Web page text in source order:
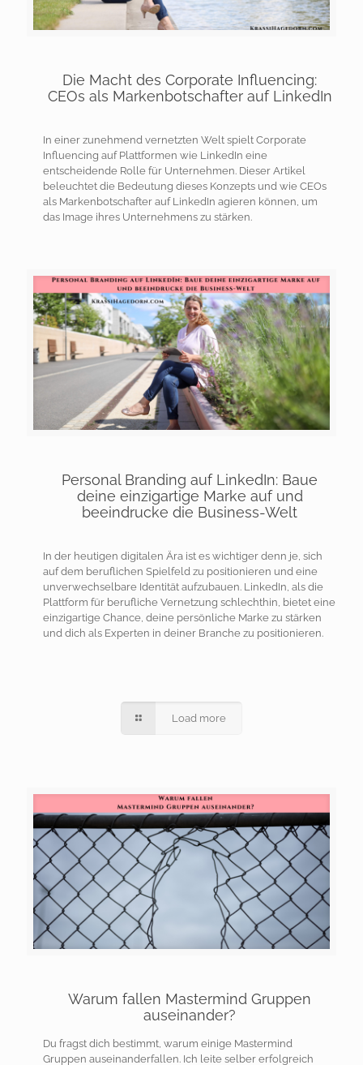
Die Macht des Corporate Influencing:
CEOs als Markenbotschafter auf LinkedIn
In einer zunehmend vernetzten Welt spielt Corporate
Influencing auf Plattformen wie LinkedIn eine
entscheidende Rolle für Unternehmen. Dieser Artikel
beleuchtet die Bedeutung dieses Konzepts und wie CEOs
als Markenbotschafter auf LinkedIn agieren können, um
das Image ihres Unternehmens zu stärken.
Personal Branding auf LinkedIn: Baue
deine einzigartige Marke auf und
beeindrucke die Business-Welt
In der heutigen digitalen Ära ist es wichtiger denn je, sich
auf dem beruflichen Spielfeld zu positionieren und eine
unverwechselbare Identität aufzubauen. LinkedIn, als die
Plattform für berufliche Vernetzung schlechthin, bietet eine
einzigartige Chance, deine persönliche Marke zu stärken
und dich als Experten in deiner Branche zu positionieren.
Load more
Warum fallen Mastermind Gruppen
auseinander?
Du fragst dich bestimmt, warum einige Mastermind
Gruppen auseinanderfallen. Ich leite selber erfolgreich